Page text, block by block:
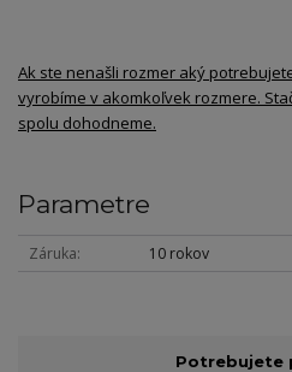
Ak ste nenašli rozmer aký
vyrobíme v akomkoľvek rozmere.
spolu dohodneme.
Parametre
Záruka 10 rokov
Potrebujete